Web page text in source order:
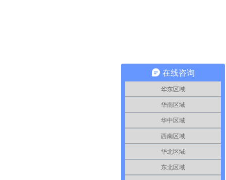
在线咨询
华东区域
华南区域
华中区域
西南区域
华北区域
东北区域